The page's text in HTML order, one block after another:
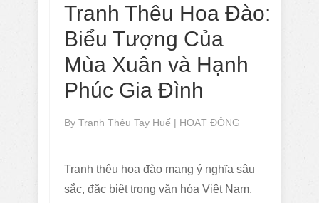
Tranh Thêu Hoa Đào:
Biểu Tượng Của
Mùa Xuân và Hạnh
Phúc Gia Đình
By Tranh Thêu Tay Huế | HOẠT ĐỘNG
Tranh thêu hoa đào mang ý nghĩa sâu
sắc, đặc biệt trong văn hóa Việt Nam,